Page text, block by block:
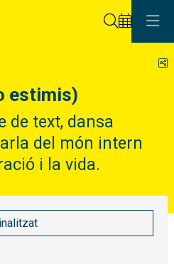
estimis)
de text, dansa
del món intern
i la vida.